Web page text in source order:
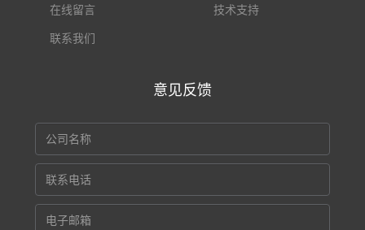
在线留言 技术支持
联系我们
意见反馈